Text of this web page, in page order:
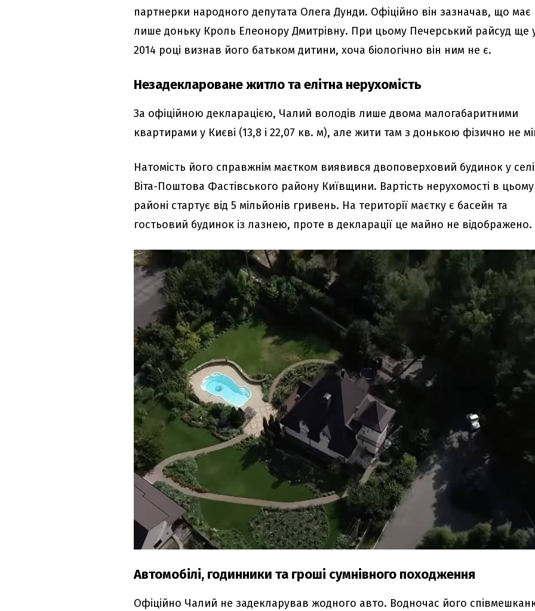
партнерки народного депутата Олега Дунди. Офіційно він зазначав, що має
лише доньку Кроль Елеонору Дмитрівну. При цьому Печерський райсуд ще
2014 році визнав його батьком дитини, хоча біологічно він ним не є.
Незадеклароване житло та елітна нерухомість
За офіційною декларацією, Чалий володів лише двома малогабаритними
квартирами у Києві (13,8 і 22,07 кв. м), але жити там з донькою фізично не
Натомість його справжнім маєтком виявився двоповерховий будинок у селі
Віта-Поштова Фастівського району Київщини. Вартість нерухомості в цьому
районі стартує від 5 мільйонів гривень. На території маєтку є басейн та
гостьовий будинок із лазнею, проте в декларації це майно не відображено.
Автомобілі, годинники та гроші сумнівного походження
Офіційно Чалий не задекларував жодного авто. Водночас його